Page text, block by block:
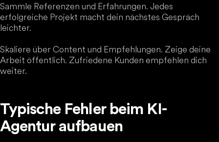
Sammle Referenzen und Erfahrungen. Jedes
erfolgreiche Projekt macht dein nächstes Gespräch
leichter.
Skaliere über Content und Empfehlungen. Zeige deine
Arbeit öffentlich. Zufriedene Kunden empfehlen dich
weiter.
Typische Fehler beim KI-
Agentur aufbauen